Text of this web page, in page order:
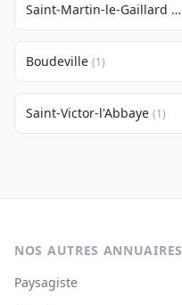
Saint-Martin-le-Gaillard (1)
Boudeville (1)
Saint-Victor-l'Abbaye (1)
NOS AUTRES ANNUAIRES
Paysagiste